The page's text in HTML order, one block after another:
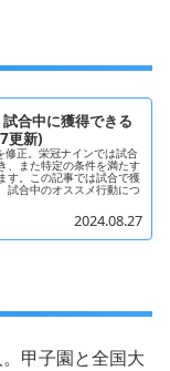
合中に獲得できる
更新)
正。栄冠ナインでは試合
、また特定の条件を満たす
す。この記事では試合で獲
試合中のオススメ行動につ
2024.08.27
甲子園と全国大